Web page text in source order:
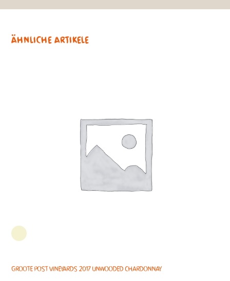
Ähnliche Artikele
Groote Post Vineyards 2017 Unwooded Chardonnay